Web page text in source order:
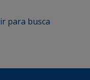
ir para busca